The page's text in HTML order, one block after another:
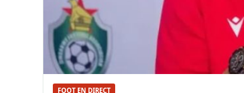
FOOT EN DIRECT